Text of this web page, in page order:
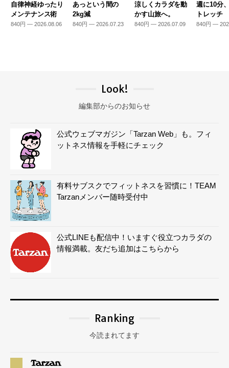
自律神経ゆったり
メンテナンス術
840円 — 2026.08.06
あっという間の
2kg減
840円 — 2026.07.23
涼しくカラダを動
かす山旅へ。
840円 — 2026.07.09
週に10分
トレッチ
840円 —
Look!
編集部からのお知らせ
公式ウェブマガジン「Tarzan Web」も。フィ
ットネス情報を手軽にチェック
有料サブスクでフィットネスを習慣に！TEAM
Tarzanメンバー随時受付中
公式LINEも配信中！いますぐ役立つカラダの
情報満載。友だち追加はこちらから
Ranking
今読まれてます